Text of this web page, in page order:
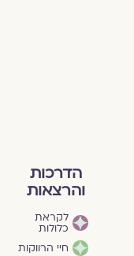
הדרכות
והרצאות
לקראת
כלולות
חיי הרווקות